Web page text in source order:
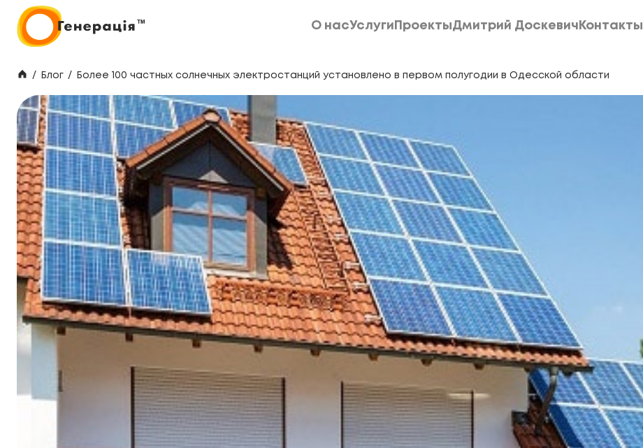
О насУслуги ПроектыДмитрий Доскевич Контакты
/ Блог / Более 100 частных солнечных электростанций установлено в первом полугодии в Одесской области